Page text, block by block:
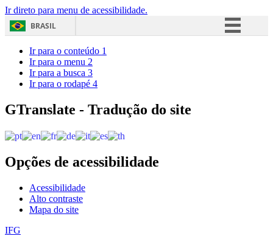
Ir direto para menu de acessibilidade.
BRASIL
Acesso à informação
Ir para o conteúdo 1
Ir para o menu 2
Ir para a busca 3
Ir para o rodapé 4
GTranslate - Tradução do site
Opções de acessibilidade
Acessibilidade
Alto contraste
Mapa do site
IFG